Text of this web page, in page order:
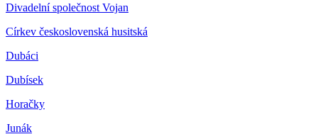
Divadelní společnost Vojan
Církev československá husitská
Dubáci
Dubísek
Horačky
Junák